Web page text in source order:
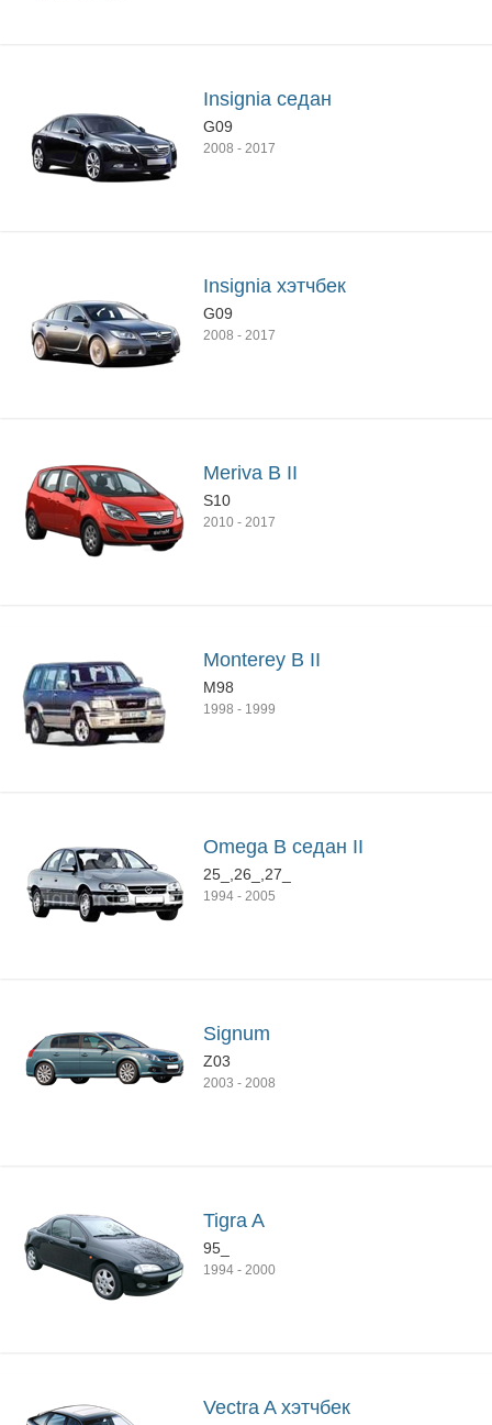
Insignia седан
G09
2008 - 2017
Insignia хэтчбек
G09
2008 - 2017
Meriva B II
S10
2010 - 2017
Monterey B II
M98
1998 - 1999
Omega B седан II
25_,26_,27_
1994 - 2005
Signum
Z03
2003 - 2008
Tigra A
95_
1994 - 2000
Vectra A хэтчбек